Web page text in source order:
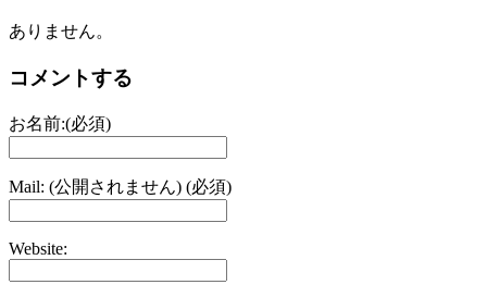
ありません。
コメントする
お名前:(必須)
Mail: (公開されません) (必須)
Website: